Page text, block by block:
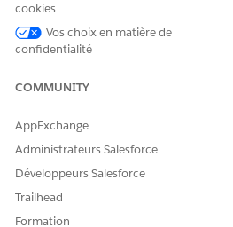
cookies
Vos choix en matière de
confidentialité
COMMUNITY
AppExchange
Administrateurs Salesforce
Développeurs Salesforce
Trailhead
Formation